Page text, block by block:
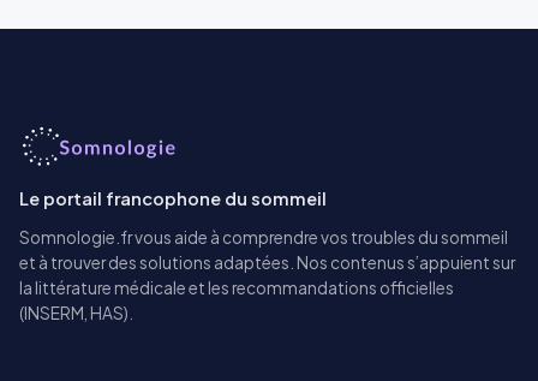
Le portail francophone du sommeil
Somnologie.fr vous aide à comprendre vos troubles du sommeil
et à trouver des solutions adaptées. Nos contenus s’appuient sur
la littérature médicale et les recommandations officielles
(INSERM, HAS).